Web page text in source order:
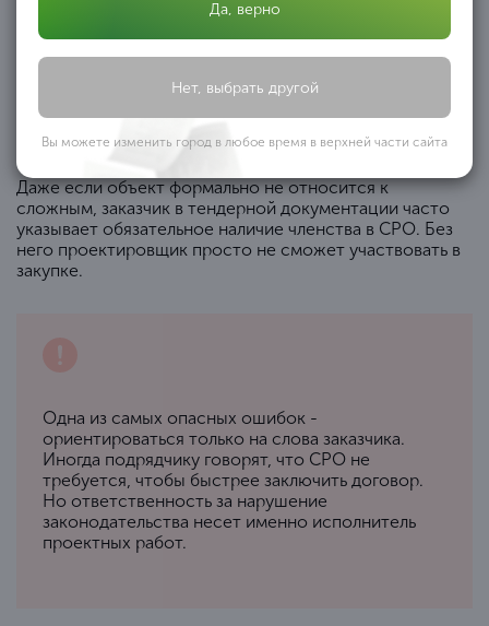
обходится дороже и занимает больше времени.
Государственные контракты и тендеры
Отдельная категория - работа по государственным и
муниципальным контрактам.
Даже если объект формально не относится к
сложным, заказчик в тендерной документации часто
указывает обязательное наличие членства в СРО. Без
него проектировщик просто не сможет участвовать в
закупке.
Одна из самых опасных ошибок -
ориентироваться только на слова заказчика.
Иногда подрядчику говорят, что СРО не
требуется, чтобы быстрее заключить договор.
Но ответственность за нарушение
законодательства несет именно исполнитель
проектных работ.
Да, верно
Нет, выбрать другой
Вы можете изменить город в любое время в верхней части сайта